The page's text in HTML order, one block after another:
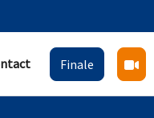
Finale